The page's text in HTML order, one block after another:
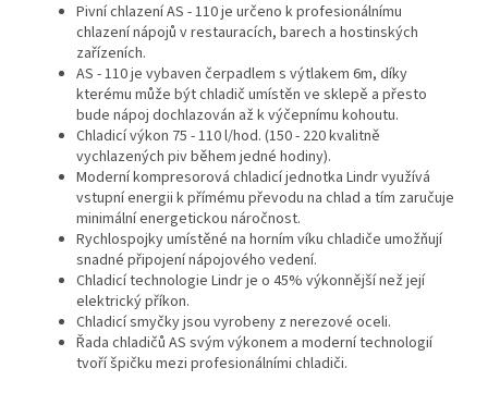
Pivní chlazení AS - 110 je určeno k profesionálnímu
chlazení nápojů v restauracích, barech a hostinských
zařízeních.
AS - 110 je vybaven čerpadlem s výtlakem 6m, díky
kterému může být chladič umístěn ve sklepě a přesto
bude nápoj dochlazován až k výčepnímu kohoutu.
Chladicí výkon 75 - 110 l/hod. (150 - 220 kvalitně
vychlazených piv během jedné hodiny).
Moderní kompresorová chladicí jednotka Lindr využívá
vstupní energii k přímému převodu na chlad a tím zaručuje
minimální energetickou náročnost.
Rychlospojky umístěné na horním víku chladiče umožňují
snadné připojení nápojového vedení.
Chladicí technologie Lindr je o 45% výkonnější než její
elektrický příkon.
Chladicí smyčky jsou vyrobeny z nerezové oceli.
Řada chladičů AS svým výkonem a moderní technologií
tvoří špičku mezi profesionálními chladiči.